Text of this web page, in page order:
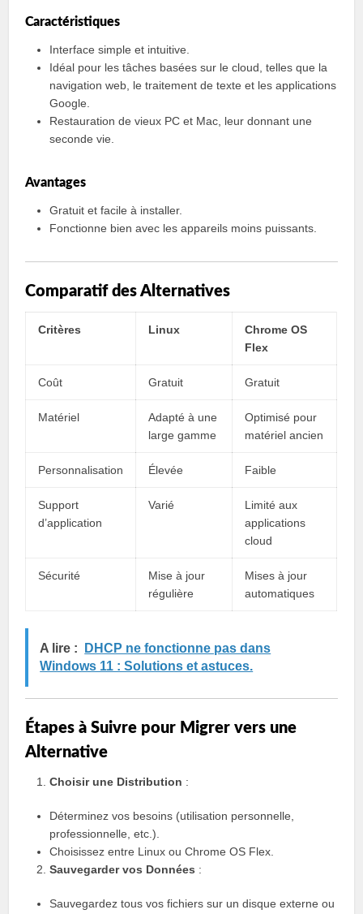
Caractéristiques
Interface simple et intuitive.
Idéal pour les tâches basées sur le cloud, telles que la
navigation web, le traitement de texte et les applications
Google.
Restauration de vieux PC et Mac, leur donnant une
seconde vie.
Avantages
Gratuit et facile à installer.
Fonctionne bien avec les appareils moins puissants.
Comparatif des Alternatives
Critères Linux
Chrome OS
Flex
Coût Gratuit Gratuit
Matériel
Adapté à une
large gamme
Optimisé pour
matériel ancien
Personnalisation Élevée Faible
Support
d’application
Varié
Limité aux
applications
cloud
Sécurité
Mise à jour
régulière
Mises à jour
automatiques
A lire :
DHCP ne fonctionne pas dans
Windows 11 : Solutions et astuces.
Étapes à Suivre pour Migrer vers une
Alternative
Choisir une Distribution :
Déterminez vos besoins (utilisation personnelle,
professionnelle, etc.).
Choisissez entre Linux ou Chrome OS Flex.
Sauvegarder vos Données :
Sauvegardez tous vos fichiers sur un disque externe ou